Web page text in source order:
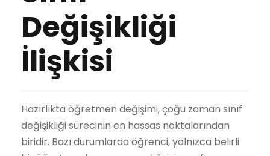
Değişikliği
İlişkisi
Hazırlıkta öğretmen değişimi, çoğu zaman sınıf
değişikliği sürecinin en hassas noktalarından
biridir. Bazı durumlarda öğrenci, yalnızca belirli